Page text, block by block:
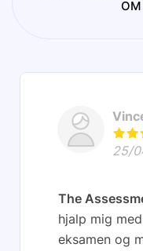
OM
25/
The
hjalp mig
eksamen og